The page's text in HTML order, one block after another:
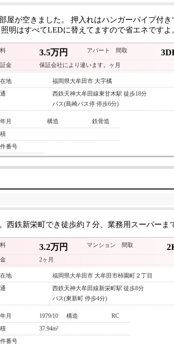
屋が空きました。 押入れはハンガーパイプ付
明はすべてLEDに替えてますので省エネですよ
3.5万円 アパート 間取
金 保証会社により違います。ヶ月
地
福岡県大牟田市 大字橘
西鉄天神大牟田線東甘木駅 徒歩18分
バス(島崎バス停 停歩6分)
月 構造
鉄骨造
番号
西鉄新栄町でき徒歩約７分、業務用スーパーま
3.2万円 マンション 間取
2ヶ月
地
福岡県大牟田市 大牟田市柿園町２丁目
西鉄天神大牟田線新栄町駅 徒歩8分
バス(東新町 停歩4分)
月 1979/10 構造
RC
37.94m²
番号